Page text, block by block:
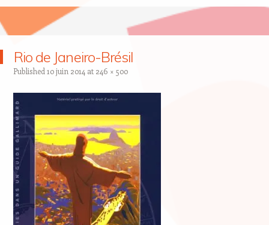
Rio de Janeiro-Brésil
Published 10 juin 2014 at 246 × 500